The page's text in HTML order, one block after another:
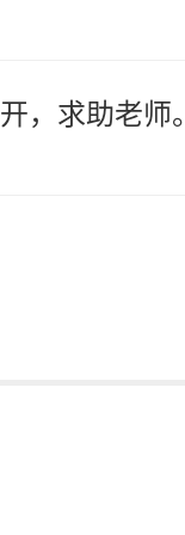
，求助老师。